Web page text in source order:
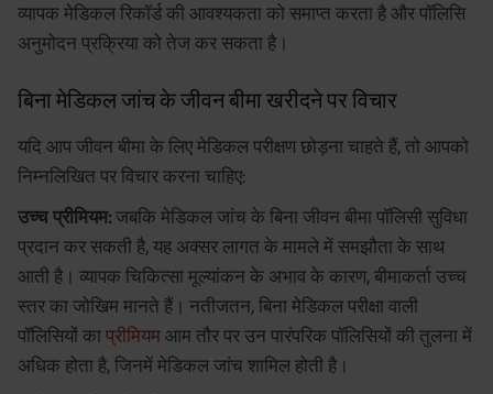
व्यापक मेडिकल रिकॉर्ड की आवश्यकता को समाप्त करता है और पॉलिसि
अनुमोदन प्रक्रिया को तेज कर सकता है।
बिना मेडिकल जांच के जीवन बीमा खरीदने पर विचार
यदि आप जीवन बीमा के लिए मेडिकल परीक्षण छोड़ना चाहते हैं, तो आपको
निम्नलिखित पर विचार करना चाहिए:
उच्च प्रीमियम: जबकि मेडिकल जांच के बिना जीवन बीमा पॉलिसी सुविधा
प्रदान कर सकती है, यह अक्सर लागत के मामले में समझौता के साथ
आती है। व्यापक चिकित्सा मूल्यांकन के अभाव के कारण, बीमाकर्ता उच्च
स्तर का जोखिम मानते हैं। नतीजतन, बिना मेडिकल परीक्षा वाली
पॉलिसियों का प्रीमियम आम तौर पर उन पारंपरिक पॉलिसियों की तुलना में
अधिक होता है, जिनमें मेडिकल जांच शामिल होती है।